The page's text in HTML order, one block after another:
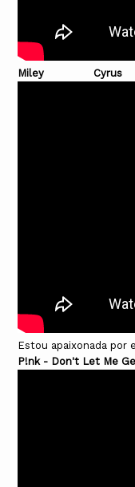
Miley
Estou apaixonada por
P!nk - Don't Let Me